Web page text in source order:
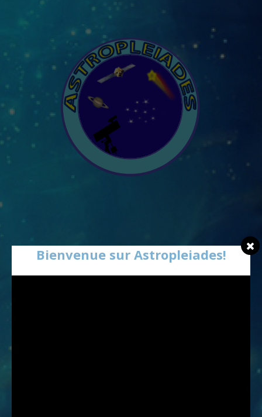
Bienvenue sur Astropleiades!